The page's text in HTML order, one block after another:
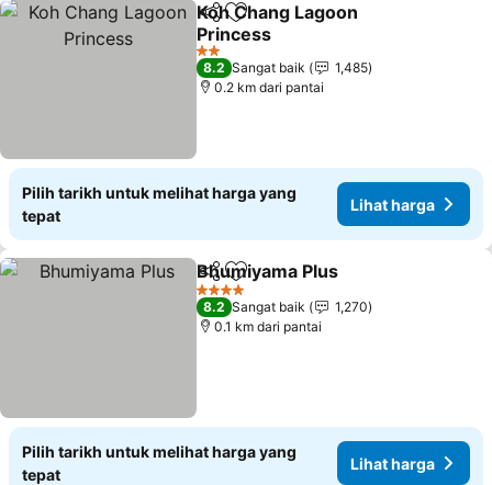
KongsiTambah ke favorit
Koh Chang Lagoon
Princess
Lihat harga
2 Bintang
8.2 Sangat baik
1,485
0.2 km dari pantai
Pilih tarikh untuk melihat harga yang
tepat
Lihat harga
KongsiTambah ke favorit
Bhumiyama Plus
4 Bintang
8.2 Sangat baik
1,270
0.1 km dari pantai
Pilih tarikh untuk melihat harga yang
tepat
Lihat harga